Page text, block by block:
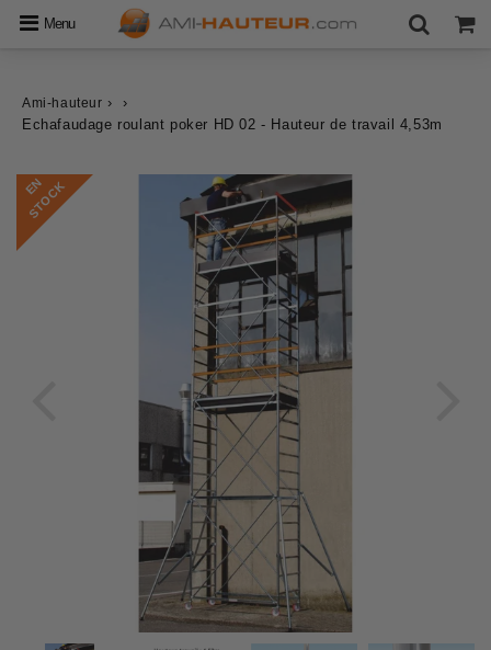
Menu
Ami-hauteur ›
›
Echafaudage roulant poker HD 02 - Hauteur de travail 4,53m
E
N
S
T
O
C
K